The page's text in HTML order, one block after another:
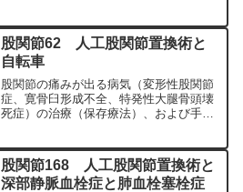
い話は辞めてください。変形性股関節症
と体重の関係：体重管理の...
股関節62 人工股関節置換術と
自転車
股関節の痛みが出る病気（変形性股関節
症、寛骨臼形成不全、特発性大腿骨頭壊
死症）の治療（保存療法）、および手術
科専門医（人工関節手術を専門）の塗山
正宏が色々と説明します。
股関節168 人工股関節置換術と
深部静脈血栓症と肺血栓塞栓症